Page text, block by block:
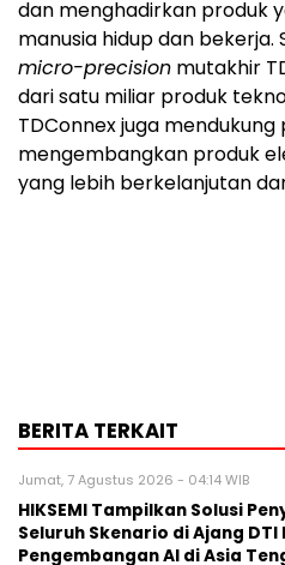
dan menghadirkan produk
manusia hidup dan bekerja.
micro-precision mutakhir
dari satu miliar produk
TDConnex juga
mengembangkan produk
yang lebih berkelanjutan
BERITA TERKAIT
Jumat, 7 Agustus 2026 - 04:14 WIB
HIKSEMI Tampilkan Solusi
Seluruh Skenario di Ajang
Pengembangan AI di Asia